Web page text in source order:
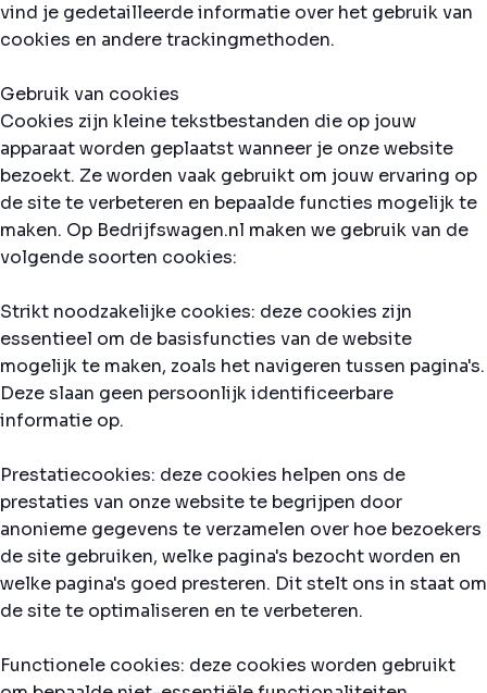
vind je gedetailleerde informatie over het gebruik van
cookies en andere trackingmethoden.
Gebruik van cookies
Cookies zijn kleine tekstbestanden die op jouw
apparaat worden geplaatst wanneer je onze website
bezoekt. Ze worden vaak gebruikt om jouw ervaring op
de site te verbeteren en bepaalde functies mogelijk te
maken. Op Bedrijfswagen.nl maken we gebruik van de
volgende soorten cookies:
Strikt noodzakelijke cookies: deze cookies zijn
essentieel om de basisfuncties van de website
mogelijk te maken, zoals het navigeren tussen pagina's.
Deze slaan geen persoonlijk identificeerbare
informatie op.
Prestatiecookies: deze cookies helpen ons de
prestaties van onze website te begrijpen door
anonieme gegevens te verzamelen over hoe bezoekers
de site gebruiken, welke pagina's bezocht worden en
welke pagina's goed presteren. Dit stelt ons in staat om
de site te optimaliseren en te verbeteren.
Functionele cookies: deze cookies worden gebruikt